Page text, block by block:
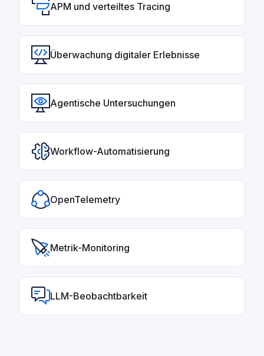
APM und verteiltes Tracing
Überwachung digitaler Erlebnisse
Agentische Untersuchungen
Workflow-Automatisierung
OpenTelemetry
Metrik-Monitoring
LLM-Beobachtbarkeit